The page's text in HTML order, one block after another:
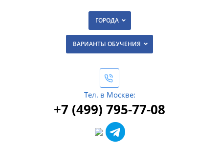
ГОРОДА
ВАРИАНТЫ ОБУЧЕНИЯ
Тел. в Москве:
+7 (499) 795-77-08